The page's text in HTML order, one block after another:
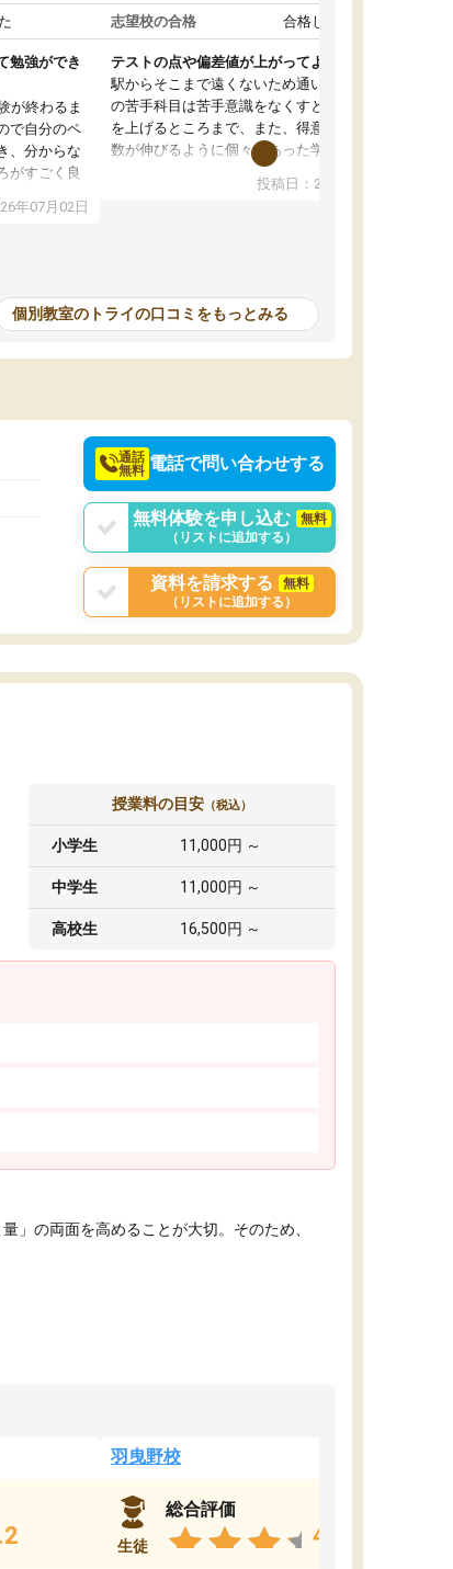
勉強ができ
が終わるま
で自分のペ
、分からな
がすごく良
科によって
わかりやす
他の先生が
質問できる
年07月02日
志望校の合格 合格した
テストの点や偏差値が上がってよかった
駅からそこまで遠くないため通いやすく、自分
の苦手科目は苦手意識をなくすところから成績
を上げるところまで、また、得意科目はより点
数が伸びるように個々にあった学習方法で教え
てくれました。また、個別にやってくれること
でわからないところをすぐに質問することがで
した。
投稿日：2026年06月19日
個別教室のトライの口コミをもっとみる
通話
無料 電話で問い合わせする
無料体験を申し込む
無料
（リストに追加する）
資料を請求する
無料
（リストに追加する）
授業料の目安 （税込）
小学生 11,000円 ～
中学生 11,000円 ～
高校生 16,500円 ～
」の両面を高めることが大切。そのため、
羽曳野校
生徒
総合評価
4.6